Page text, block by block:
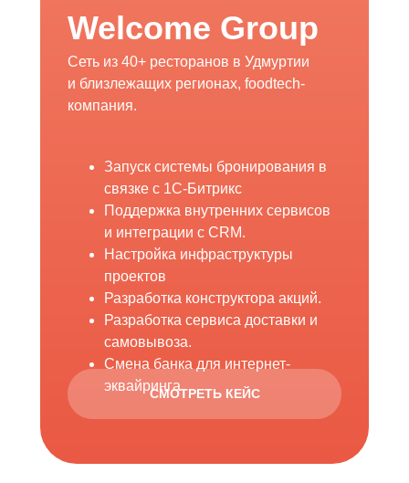
Welcome Group
СМОТРЕТЬ КЕЙС
Сеть из 40+ ресторанов в Удмуртии
и близлежащих регионах, foodtech-
компания.
Запуск системы бронирования в
связке с 1С-Битрикс
Поддержка внутренних сервисов
и интеграции с CRM.
Настройка инфраструктуры
проектов
Разработка конструктора акций.
Разработка сервиса доставки и
самовывоза.
Смена банка для интернет-
эквайринга